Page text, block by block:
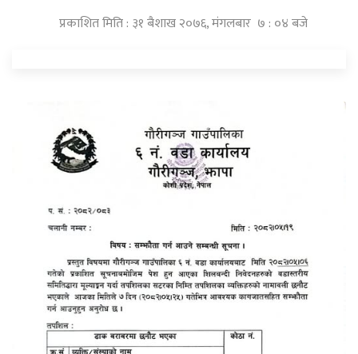
प्रकाशित मिति : ३१ बैशाख २०७६, मंगलबार ७ : ०४ बजे